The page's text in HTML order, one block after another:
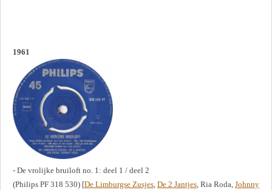
1961
- De vrolijke bruiloft no. 1: deel 1 / deel 2
(Philips PF 318 530) [De Limburgse Zusjes, De 2 Jantjes, Ria Roda, Johnny